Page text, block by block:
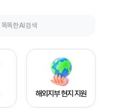
똑똑한 AI 검색
해외지부 현지 지원